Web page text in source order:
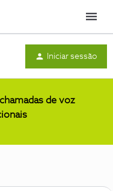
Menu
Iniciar sessão
de voz